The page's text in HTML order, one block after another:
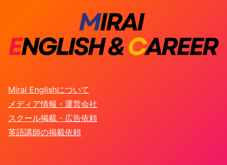
Mirai Englishについて
メディア情報・運営会社
スクール掲載・広告依頼
英語講師の掲載依頼